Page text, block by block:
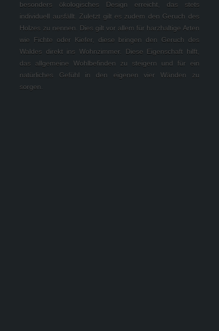
besonders ökologisches Design erreicht, das stets
individuell ausfällt. Zuletzt gilt es zudem den Geruch des
Holzes zu nennen. Dies gilt vor allem für harzhaltige Arten
wie Fichte oder Kiefer, diese bringen den Geruch des
Waldes direkt ins Wohnzimmer. Diese Eigenschaft hilft,
das allgemeine Wohlbefinden zu steigern und für ein
natürliches Gefühl in den eigenen vier Wänden zu
sorgen.